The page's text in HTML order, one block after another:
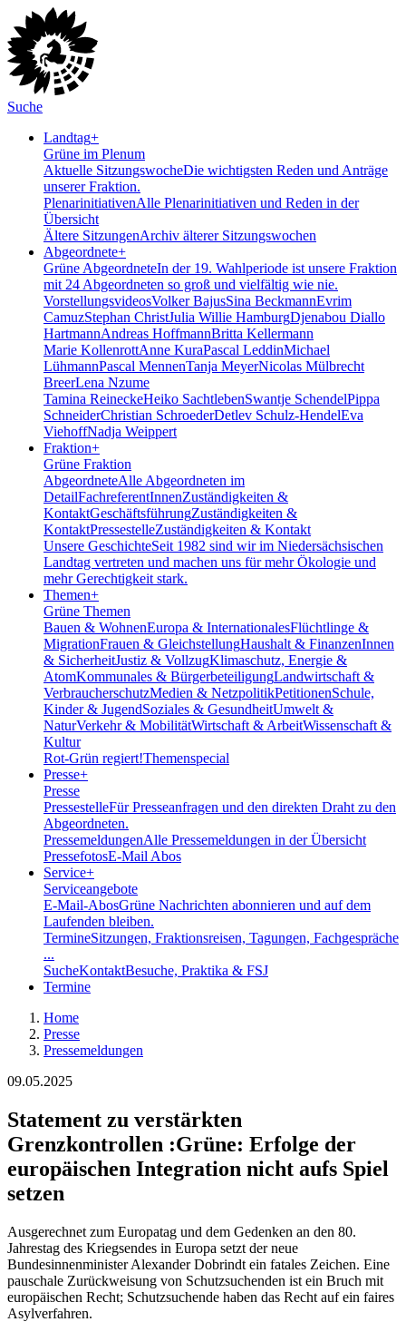
Suche
Landtag+
Grüne im Plenum
Aktuelle SitzungswocheDie wichtigsten Reden und Anträge
unserer Fraktion.
PlenarinitiativenAlle Plenarinitiativen und Reden in der
Übersicht
Ältere SitzungenArchiv älterer Sitzungswochen
Abgeordnete+
Grüne AbgeordneteIn der 19. Wahlperiode ist unsere Fraktion
mit 24 Abgeordneten so groß und vielfältig wie nie.
VorstellungsvideosVolker BajusSina BeckmannEvrim
CamuzStephan ChristJulia Willie HamburgDjenabou Diallo
HartmannAndreas HoffmannBritta Kellermann
Marie KollenrottAnne KuraPascal LeddinMichael
LühmannPascal MennenTanja MeyerNicolas Mülbrecht
BreerLena Nzume
Tamina ReineckeHeiko SachtlebenSwantje SchendelPippa
SchneiderChristian SchroederDetlev Schulz-HendelEva
ViehoffNadja Weippert
Fraktion+
Grüne Fraktion
AbgeordneteAlle Abgeordneten im
DetailFachreferentInnenZuständigkeiten &
KontaktGeschäftsführungZuständigkeiten &
KontaktPressestelleZuständigkeiten & Kontakt
Unsere GeschichteSeit 1982 sind wir im Nieder­sächsischen
Landtag vertreten und machen uns für mehr Ökologie und
mehr Gerechtigkeit stark.
Themen+
Grüne Themen
Bauen & WohnenEuropa & InternationalesFlüchtlinge &
MigrationFrauen & GleichstellungHaushalt & FinanzenInnen
& SicherheitJustiz & VollzugKlimaschutz, Energie &
AtomKommunales & BürgerbeteiligungLandwirtschaft &
VerbraucherschutzMedien & NetzpolitikPetitionenSchule,
Kinder & JugendSoziales & GesundheitUmwelt &
NaturVerkehr & MobilitätWirtschaft & ArbeitWissenschaft &
Kultur
Rot-Grün regiert!Themenspecial
Presse+
Presse
PressestelleFür Presseanfragen und den direkten Draht zu den
Abgeordneten.
PressemeldungenAlle Pressemeldungen in der Übersicht
PressefotosE-Mail Abos
Service+
Serviceangebote
E-Mail-AbosGrüne Nachrichten abonnieren und auf dem
Laufenden bleiben.
TermineSitzungen, Fraktionsreisen, Tagungen, Fachgespräche
...
SucheKontaktBesuche, Praktika & FSJ
Termine
Home
Presse
Pressemeldungen
09.05.2025
Statement zu verstärkten
Grenzkontrollen :Grüne: Erfolge der
europäischen Integration nicht aufs Spiel
setzen
Ausgerechnet zum Europatag und dem Gedenken an den 80.
Jahrestag des Kriegsendes in Europa setzt der neue
Bundesinnenminister Alexander Dobrindt ein fatales Zeichen. Eine
pauschale Zurückweisung von Schutzsuchenden ist ein Bruch mit
europäischen Recht; Schutzsuchende haben das Recht auf ein faires
Asylverfahren.